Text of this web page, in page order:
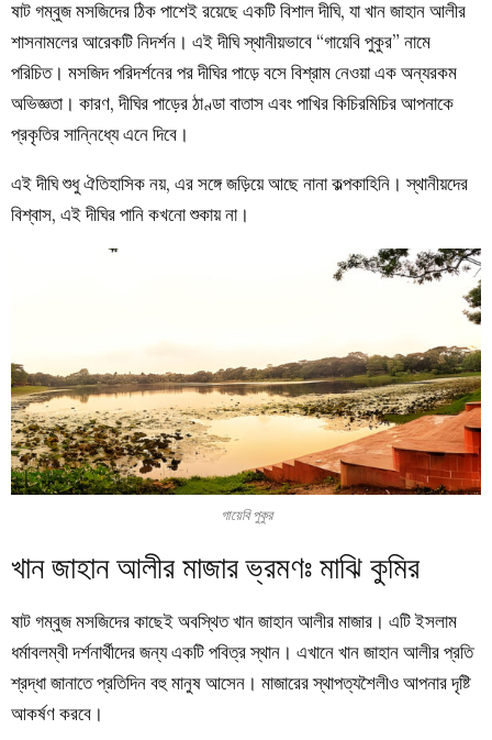
ষাট গম্বুজ মসজিদের ঠিক পাশেই রয়েছে একটি বিশাল দীঘি, যা খান জাহান আলীর
শাসনামলের আরেকটি নিদর্শন। এই দীঘি স্থানীয়ভাবে “গায়েবি পুকুর” নামে
পরিচিত। মসজিদ পরিদর্শনের পর দীঘির পাড়ে বসে বিশ্রাম নেওয়া এক অন্যরকম
অভিজ্ঞতা। কারণ, দীঘির পাড়ের ঠাণ্ডা বাতাস এবং পাখির কিচিরমিচির আপনাকে
প্রকৃতির সান্নিধ্যে এনে দিবে।
এই দীঘি শুধু ঐতিহাসিক নয়, এর সঙ্গে জড়িয়ে আছে নানা কল্পকাহিনি। স্থানীয়দের
বিশ্বাস, এই দীঘির পানি কখনো শুকায় না।
গায়েবি পুকুর
খান জাহান আলীর মাজার ভ্রমণঃ মাঝি কুমির
ষাট গম্বুজ মসজিদের কাছেই অবস্থিত খান জাহান আলীর মাজার। এটি ইসলাম
ধর্মাবলম্বী দর্শনার্থীদের জন্য একটি পবিত্র স্থান। এখানে খান জাহান আলীর প্রতি
শ্রদ্ধা জানাতে প্রতিদিন বহু মানুষ আসেন। মাজারের স্থাপত্যশৈলীও আপনার দৃষ্টি
আকর্ষণ করবে।